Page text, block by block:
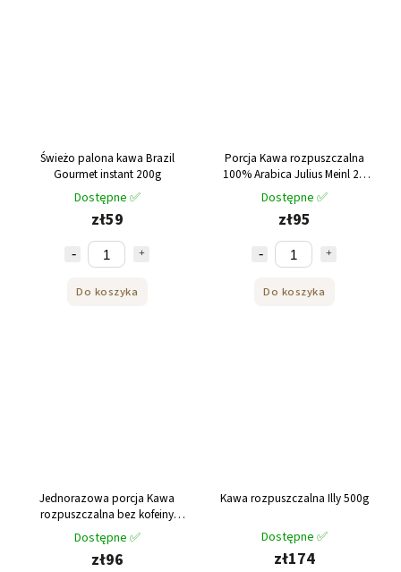
Świeżo palona kawa Brazil
Gourmet instant 200g
Dostępne ✅
zł59
Do koszyka
Porcja Kawa rozpuszczalna
100% Arabica Julius Meinl 2g
100 szt
Dostępne ✅
zł95
Do koszyka
Jednorazowa porcja Kawa
rozpuszczalna bez kofeiny
Julius Meinl 2g 100 szt
Dostępne ✅
zł96
Kawa rozpuszczalna Illy 500g
Dostępne ✅
zł174